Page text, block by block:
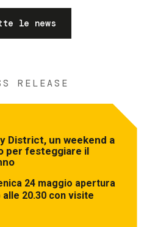
le news
RELEASE
District, un weekend a
per festeggiare il
24 maggio apertura
20.30 con visite